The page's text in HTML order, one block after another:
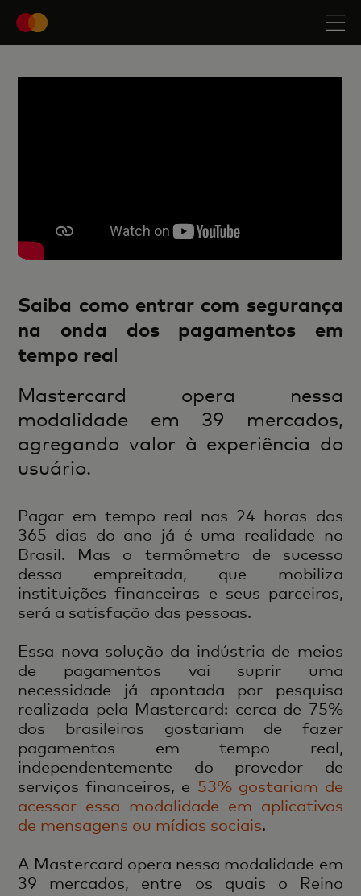
Saiba como entrar com segurança
na onda dos pagamentos em
tempo real
Mastercard opera nessa
modalidade em 39 mercados,
agregando valor à experiência do
usuário.
Pagar em tempo real nas 24 horas dos
365 dias do ano já é uma realidade no
Brasil. Mas o termômetro de sucesso
dessa empreitada, que mobiliza
instituições financeiras e seus parceiros,
será a satisfação das pessoas.
Essa nova solução da indústria de meios
de pagamentos vai suprir uma
necessidade já apontada por pesquisa
realizada pela Mastercard: cerca de 75%
dos brasileiros gostariam de fazer
pagamentos em tempo real,
independentemente do provedor de
serviços financeiros, e 53% gostariam de
acessar essa modalidade em aplicativos
de mensagens ou mídias sociais.
A Mastercard opera nessa modalidade em
39 mercados, entre os quais o Reino